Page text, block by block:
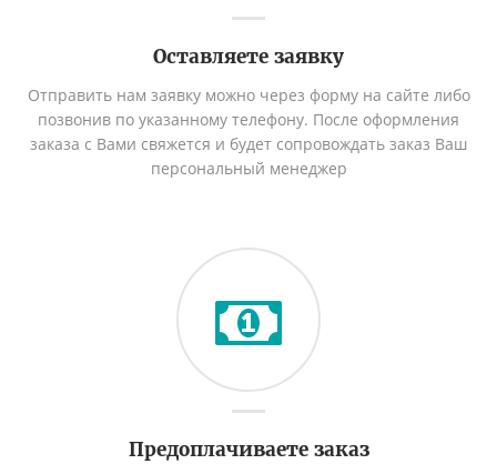
Оставляете заявку
Отправить нам заявку можно через форму на сайте либо
позвонив по указанному телефону. После оформления
заказа с Вами свяжется и будет сопровождать заказ Ваш
персональный менеджер
Предоплачиваете заказ